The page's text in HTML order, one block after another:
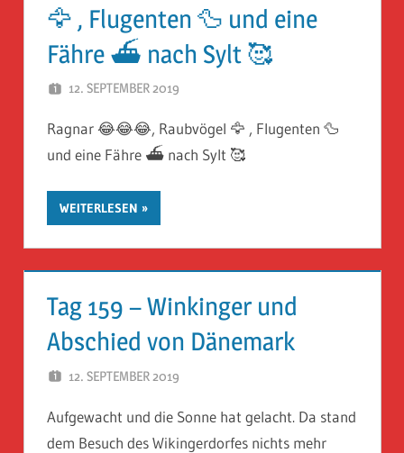
🦅 , Flugenten 🦆 und eine
Fähre ⛴ nach Sylt 🥰
12. SEPTEMBER 2019
Ragnar 😂😂😂, Raubvögel 🦅 , Flugenten 🦆
und eine Fähre ⛴ nach Sylt 🥰
WEITERLESEN
Tag 159 – Winkinger und
Abschied von Dänemark
12. SEPTEMBER 2019
Aufgewacht und die Sonne hat gelacht. Da stand
dem Besuch des Wikingerdorfes nichts mehr